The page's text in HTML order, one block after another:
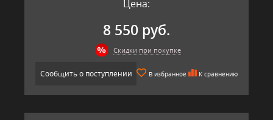
Цена:
8 550 руб.
Скидки при покупке
Сообщить о поступлении В избранное К сравнению